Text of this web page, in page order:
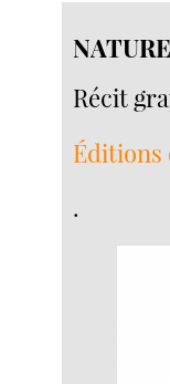
Récit
Éditions
.